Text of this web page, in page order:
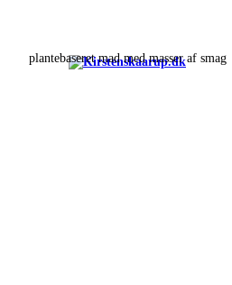
plantebaseret mad med masser af smag